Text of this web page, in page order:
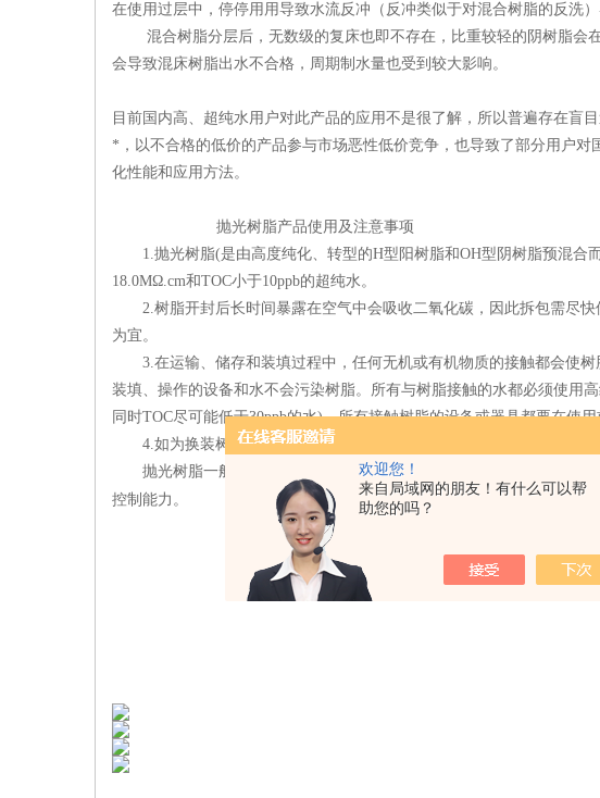
欢迎您！
来自局域网的朋友！有什么可以帮
助您的吗？
在使用过层中，停停用用导致水流反冲（反冲类似于对混合树脂的反洗
混合树脂分层后，无数级的复床也即不存在，比重较轻的阴树脂会
会导致混床树脂出水不合格，周期制水量也受到较大影响。
目前国内高、超纯水用户对此产品的应用不是很了解，所以普遍存在盲
*，以不合格的低价的产品参与市场恶性低价竞争，也导致了部分用户
化性能和应用方法。
抛光树脂产品使用及注意事项
1.抛光树脂(是由高度纯化、转型的H型阳树脂和OH型阴树脂预混合
18.0MΩ.cm和TOC小于10ppb的超纯水。
2.树脂开封后长时间暴露在空气中会吸收二氧化碳，因此拆包需尽
为宜。
3.在运输、储存和装填过程中，任何无机或有机物质的接触都会使
装填、操作的设备和水不会污染树脂。所有与树脂接触的水都必须使用
同时TOC尽可能低于30ppb的水)，所有接触树脂的设备或器具都要在使用
4.如为换装树脂，设备中原有的旧树脂必须*从树脂容器中移去，树
抛光树脂一般用于超纯水处理系统末端，来保证系统出水水质维持用
控制能力。